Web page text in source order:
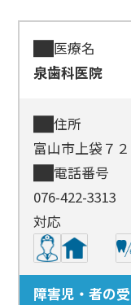
医療名
泉歯科医院
住所
富山市上袋７
電話番号
076-422-3313
対応
障害児・者の